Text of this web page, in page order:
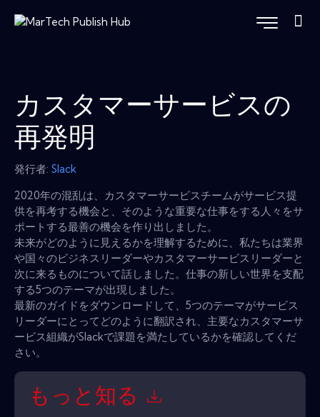
カスタマーサービスの
再発明
発行者: Slack
2020年の混乱は、カスタマーサービスチームがサービス提
供を再考する機会と、そのような重要な仕事をする人々をサ
ポートする最善の機会を作り出しました。
未来がどのように見えるかを理解するために、私たちは業界
や国々のビジネスリーダーやカスタマーサービスリーダーと
次に来るものについて話しました。仕事の新しい世界を支配
する5つのテーマが出現しました。
最新のガイドをダウンロードして、5つのテーマがサービス
リーダーにとってどのように翻訳され、主要なカスタマーサ
ービス組織がSlackで課題を満たしているかを確認してくだ
さい。
もっと知る